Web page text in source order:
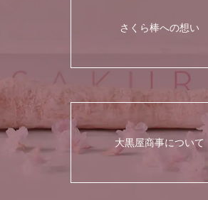
さくら棒への想い
大黒屋商事について